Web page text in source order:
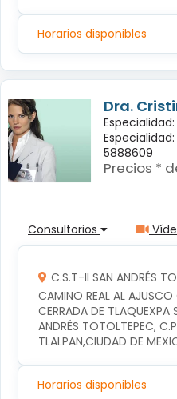
Horarios disponibles
Dra.
5888609
Precios *
Consultorios
C.S.T-II SAN ANDRÉS
CAMINO REAL AL AJUSCO
CERRADA DE TLAQUEXPA
ANDRÉS TOTOLTEPEC,
TLALPAN,CIUDAD DE
Horarios disponibles